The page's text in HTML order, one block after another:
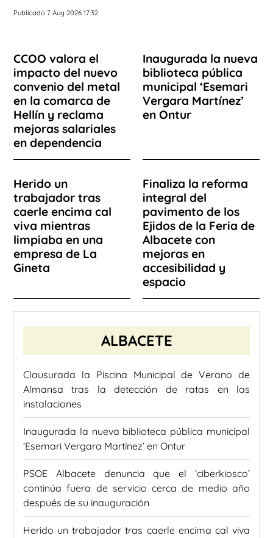
Publicado 7 Aug 2026 17:32
CCOO valora el
impacto del nuevo
convenio del metal
en la comarca de
Hellín y reclama
mejoras salariales
en dependencia
Inaugurada la nueva
biblioteca pública
municipal ‘Esemari
Vergara Martínez’
en Ontur
Herido un
trabajador tras
caerle encima cal
viva mientras
limpiaba en una
empresa de La
Gineta
Finaliza la reforma
integral del
pavimento de los
Ejidos de la Feria de
Albacete con
mejoras en
accesibilidad y
espacio
ALBACETE
Clausurada la Piscina Municipal de Verano de
Almansa tras la detección de ratas en las
instalaciones
Inaugurada la nueva biblioteca pública municipal
‘Esemari Vergara Martínez’ en Ontur
PSOE Albacete denuncia que el ‘ciberkiosco’
continúa fuera de servicio cerca de medio año
después de su inauguración
Herido un trabajador tras caerle encima cal viva